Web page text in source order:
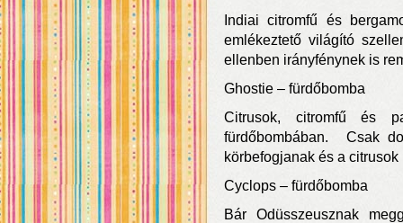
Indiai citromfű és
emlékeztető világító
ellenben irányfénynek is
Ghostie – fürdőbomba
Citrusok, citromfű és
fürdőbombában. Csak
körbefogjanak és a
Cyclops – fürdőbomba
Bár Odüsszeusznak